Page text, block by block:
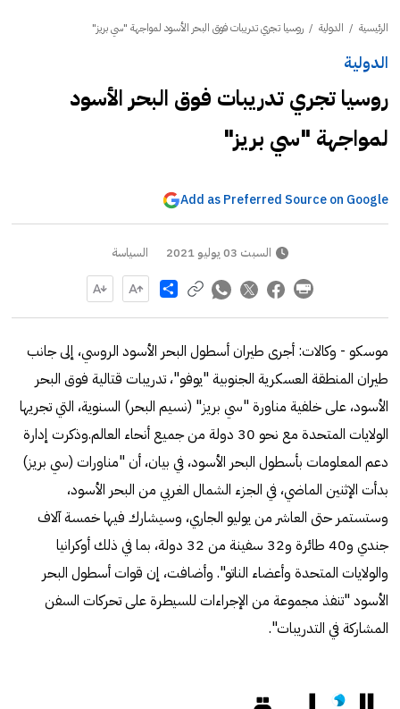
الرئيسية / الدولية / روسيا تجري تدريبات فوق البحر الأسود لمواجهة "سي بريز"
الدولية
روسيا تجري تدريبات فوق البحر الأسود
لمواجهة "سي بريز"
Add as Preferred Source on Google
السبت 03 يوليو 2021 السياسة
Share
موسكو - وكالات: أجرى طيران أسطول البحر الأسود الروسي، إلى جانب
طيران المنطقة العسكرية الجنوبية "يوفو"، تدريبات قتالية فوق البحر
الأسود، على خلفية مناورة "سي بريز" (نسيم البحر) السنوية، التي تجريها
الولايات المتحدة مع نحو 30 دولة من جميع أنحاء العالم.وذكرت إدارة
دعم المعلومات بأسطول البحر الأسود، في بيان، أن "مناورات (سي بريز)
بدأت الإثنين الماضي، في الجزء الشمال الغربي من البحر الأسود،
وستستمر حتى العاشر من يوليو الجاري، وسيشارك فيها خمسة آلاف
جندي و40 طائرة و32 سفينة من 32 دولة، بما في ذلك أوكرانيا
والولايات المتحدة وأعضاء الناتو". وأضافت، إن قوات أسطول البحر
الأسود "تنفذ مجموعة من الإجراءات للسيطرة على تحركات السفن
المشاركة في التدريبات".